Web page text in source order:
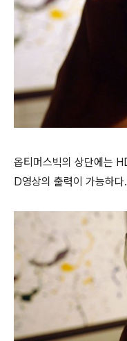
옵티머스빅의 상단에는
D영상의 출력이 가능하다.